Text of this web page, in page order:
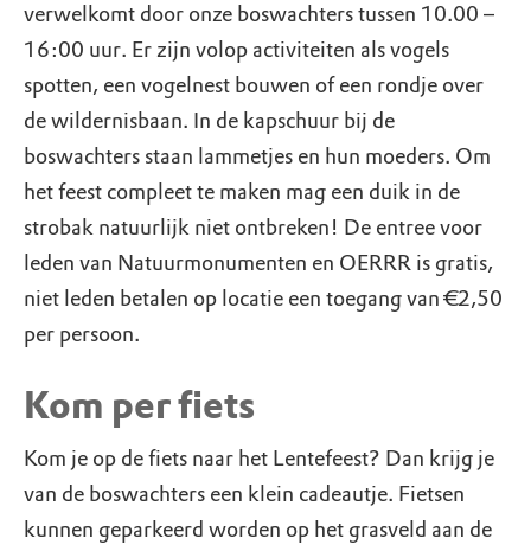
verwelkomt door onze boswachters tussen 10.00 –
16:00 uur. Er zijn volop activiteiten als vogels
spotten, een vogelnest bouwen of een rondje over
de wildernisbaan. In de kapschuur bij de
boswachters staan lammetjes en hun moeders. Om
het feest compleet te maken mag een duik in de
strobak natuurlijk niet ontbreken! De entree voor
leden van Natuurmonumenten en OERRR is gratis,
niet leden betalen op locatie een toegang van €2,50
per persoon.
Kom per fiets
Kom je op de fiets naar het Lentefeest? Dan krijg je
van de boswachters een klein cadeautje. Fietsen
kunnen geparkeerd worden op het grasveld aan de